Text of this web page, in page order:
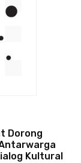
Dorong
Kultural